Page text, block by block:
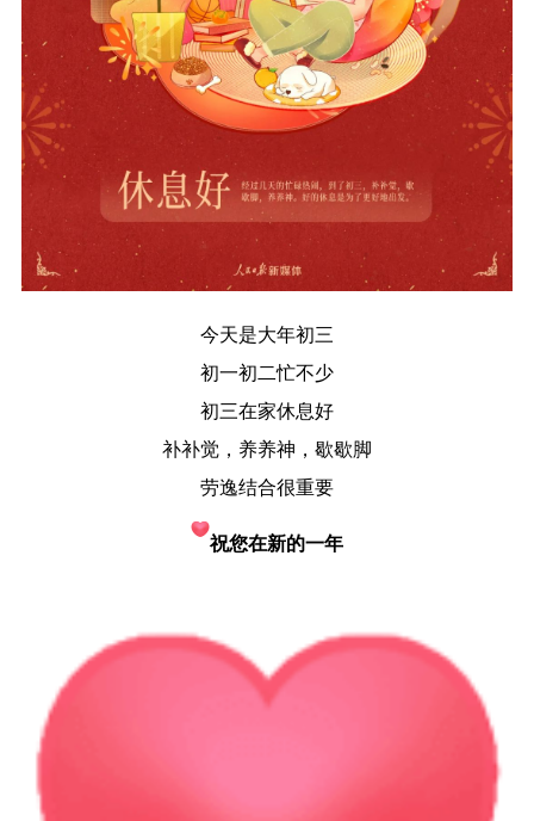
今天是大年初三
初一初二忙不少
初三在家休息好
补补觉，养养神，歇歇脚
劳逸结合很重要
祝您在新的一年